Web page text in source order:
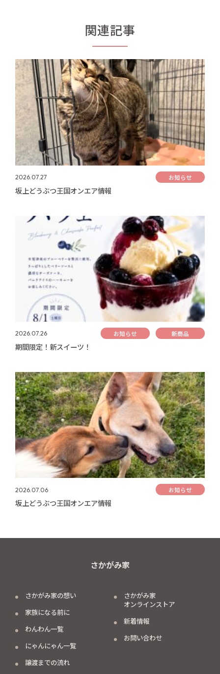
関連記事
2026.07.27 お知らせ
坂上どうぶつ王国オンエア情報
2026.07.26 お知らせ 新商品
期間限定！新スイーツ！
2026.07.06 お知らせ
坂上どうぶつ王国オンエア情報
さかがみ家
さかがみ家の想い
家族になる前に
わんわん一覧
にゃんにゃん一覧
譲渡までの流れ
さかがみ家
オンラインストア
新着情報
お問い合わせ